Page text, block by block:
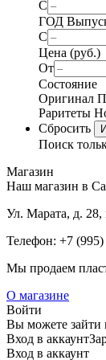
С
ГОД
С
Цена (руб.)
От
Состояние
Оригинал
Раритеты
Сбросить
Поиск
Магазин
Наш магазин в
Ул. Марата, д.
Телефон: +7
Мы продаем
О магазине
Войти
Вы можете зайти
Вход в аккаунт
Вход в аккаунт